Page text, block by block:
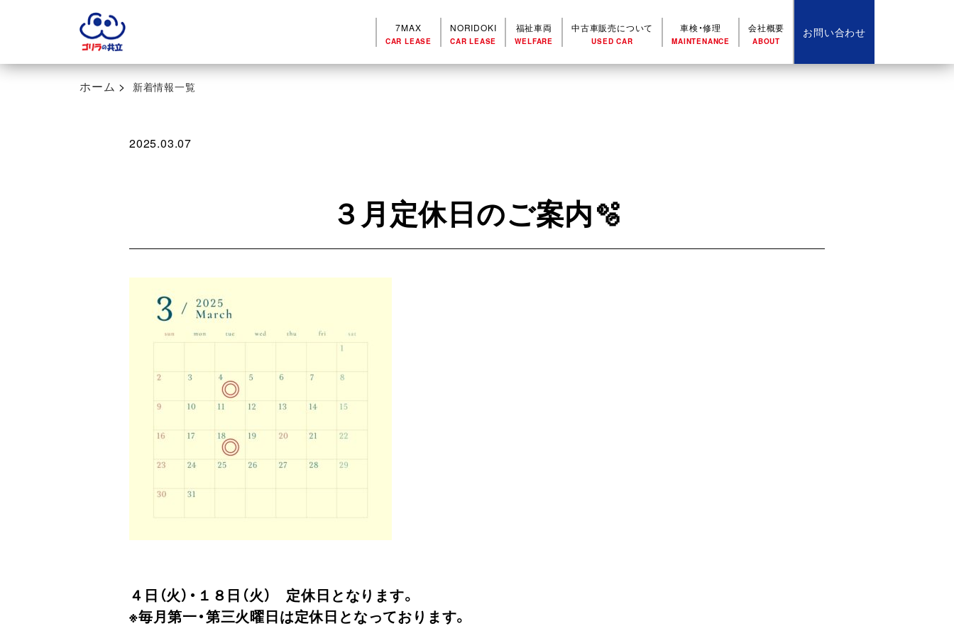
7MAX
CAR LEASE
NORIDOKI
CAR LEASE
福祉車両
WELFARE
中古車販売について
USED CAR
車検・修理
MAINTENANCE
会社概要
ABOUT
お問い合わせ
ホーム > 新着情報一覧
2025.03.07
３月定休日のご案内🫧
４日（火）・１８日（火） 定休日 となります。
※毎月第一・第三火曜日は定休日となっております。